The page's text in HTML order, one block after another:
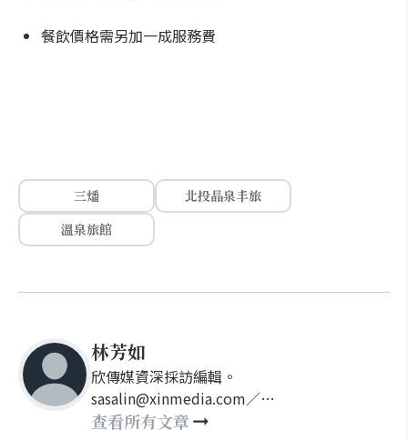
餐飲價格需另加一成服務費
三燔
北投晶泉丰旅
溫泉旅館
林芳如
欣傳媒資深採訪編輯。
sasalin@xinmedia.com／
happy21917@gmail.com
查看所有文章